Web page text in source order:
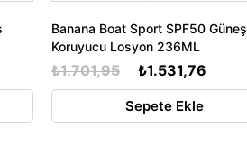
Banana Boat Sport SPF50 Güneş
Koruyucu Losyon 236ML
₺1.531,76
₺1.701,95
Sepete Ekle